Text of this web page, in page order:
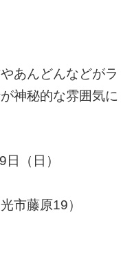
あんどんなどがラ
神秘的な雰囲気に
（日）
市藤原19）